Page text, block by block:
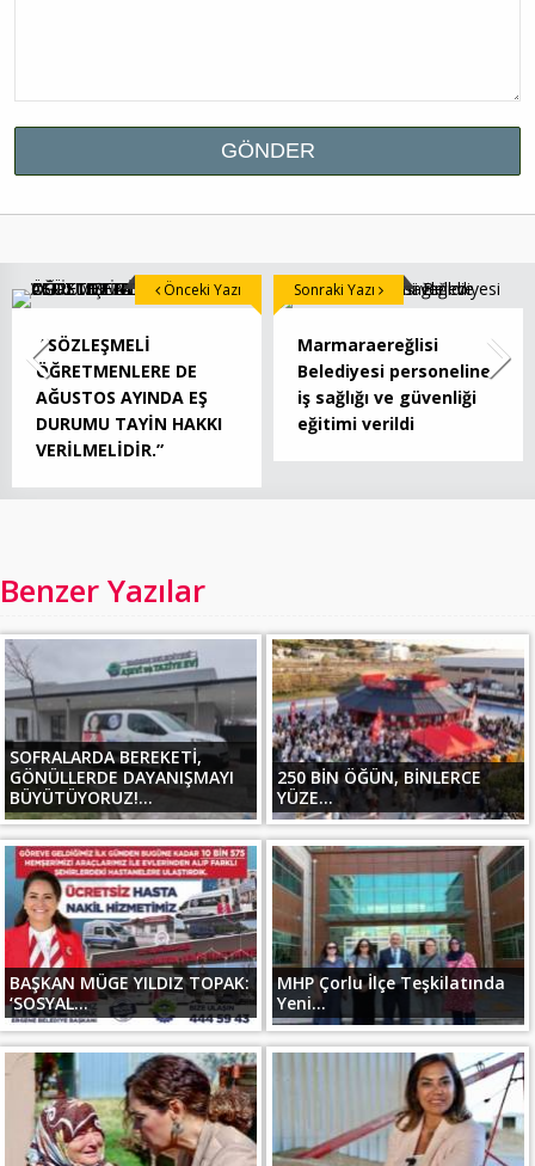
“SÖZLEŞMELİ
ÖĞRETMENLERE DE
AĞUSTOS AYINDA EŞ
DURUMU TAYİN HAKKI
VERİLMELİDİR.”
Önceki Yazı
Marmaraereğlisi
Belediyesi personeline
iş sağlığı ve güvenliği
eğitimi verildi
Sonraki Yazı
Benzer Yazılar
SOFRALARDA BEREKETİ,
GÖNÜLLERDE DAYANIŞMAYI
BÜYÜTÜYORUZ!...
250 BİN ÖĞÜN, BİNLERCE
YÜZE...
BAŞKAN MÜGE YILDIZ TOPAK:
‘SOSYAL...
MHP Çorlu İlçe Teşkilatında
Yeni...